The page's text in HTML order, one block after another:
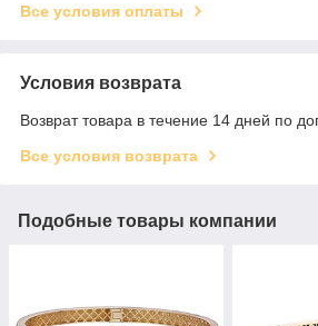
Все условия оплаты
Условия возврата
Возврат товара в течение 14 дней по
Все условия возврата
Подобные товары компании